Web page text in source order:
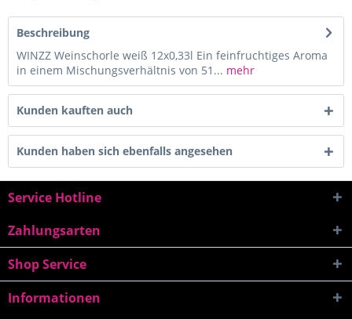
Beschreibung
WINZZ Weinschorle weiß 12x0,33l Ein feinfruchtiges Aroma
in einem Mischungsverhältnis von 51... mehr
Kunden kauften auch
Kunden haben sich ebenfalls angesehen
Service Hotline
Zahlungsarten
Shop Service
Informationen